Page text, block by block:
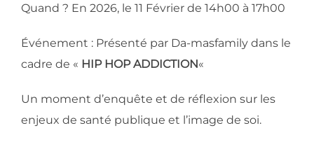
Quand ? En 2026, le 11 Février de 14h00 à 17h00
Événement : Présenté par Da-masfamily dans le
cadre de « HIP HOP ADDICTION«
Un moment d’enquête et de réflexion sur les
enjeux de santé publique et l’image de soi.